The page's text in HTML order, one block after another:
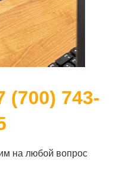
(700) 743-
на любой вопрос